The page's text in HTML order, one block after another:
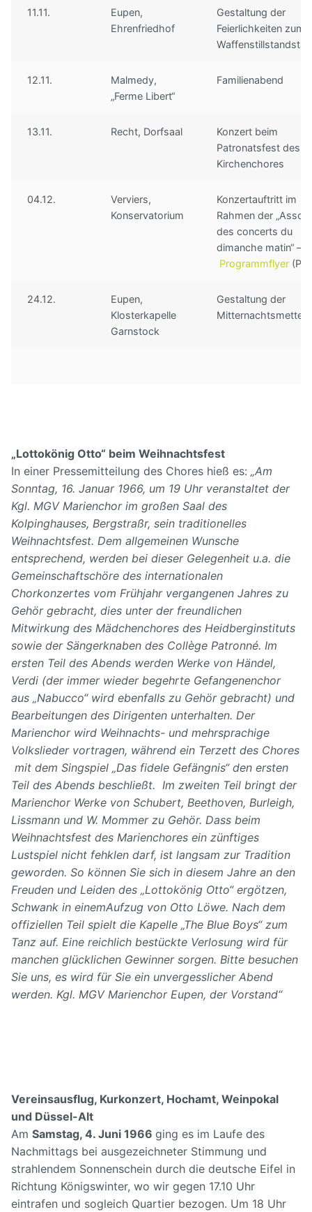
11.11.
Eupen,
Ehrenfriedhof
Gestaltung der
Feierlichkeiten zum
Waffenstillstandstag
12.11.
Malmedy,
„Ferme Libert“
Familienabend
13.11. Recht, Dorfsaal
Konzert beim
Patronatsfest des
Kirchenchores
04.12.
Verviers,
Konservatorium
Konzertauftritt im
Rahmen der
des concerts du
dimanche matin“ –
Programmflyer
24.12.
Eupen,
Klosterkapelle
Garnstock
Gestaltung der
Mitternachtsmette
„Lottokönig Otto“ beim Weihnachtsfest
In einer Pressemitteilung des Chores hieß es: „Am
Sonntag, 16. Januar 1966, um 19 Uhr veranstaltet der
Kgl. MGV Marienchor im großen Saal des
Kolpinghauses, Bergstraßr, sein traditionelles
Weihnachtsfest. Dem allgemeinen Wunsche
entsprechend, werden bei dieser Gelegenheit u.a. die
Gemeinschaftschöre des internationalen
Chorkonzertes vom Frühjahr vergangenen Jahres zu
Gehör gebracht, dies unter der freundlichen
Mitwirkung des Mädchenchores des Heidberginstituts
sowie der Sängerknaben des Collège Patronné. Im
ersten Teil des Abends werden Werke von Händel,
Verdi (der immer wieder begehrte Gefangenenchor
aus „Nabucco“ wird ebenfalls zu Gehör gebracht) und
Bearbeitungen des Dirigenten unterhalten. Der
Marienchor wird Weihnachts- und mehrsprachige
Volkslieder vortragen, während ein Terzett des Chores
mit dem Singspiel „Das fidele Gefängnis“ den ersten
Teil des Abends beschließt. Im zweiten Teil bringt der
Marienchor Werke von Schubert, Beethoven, Burleigh,
Lissmann und W. Mommer zu Gehör. Dass beim
Weihnachtsfest des Marienchores ein zünftiges
Lustspiel nicht fehklen darf, ist langsam zur Tradition
geworden. So können Sie sich in diesem Jahre an den
Freuden und Leiden des „Lottokönig Otto“ ergötzen,
Schwank in einemAufzug von Otto Löwe. Nach dem
offiziellen Teil spielt die Kapelle „The Blue Boys“ zum
Tanz auf. Eine reichlich bestückte Verlosung wird für
manchen glücklichen Gewinner sorgen. Bitte besuchen
Sie uns, es wird für Sie ein unvergesslicher Abend
werden. Kgl. MGV Marienchor Eupen, der Vorstand“
Vereinsausflug, Kurkonzert, Hochamt, Weinpokal
und Düssel-Alt
Am Samstag, 4. Juni 1966 ging es im Laufe des
Nachmittags bei ausgezeichneter Stimmung und
strahlendem Sonnenschein durch die deutsche Eifel in
Richtung Königswinter, wo wir gegen 17.10 Uhr
eintrafen und sogleich Quartier bezogen. Um 18 Uhr